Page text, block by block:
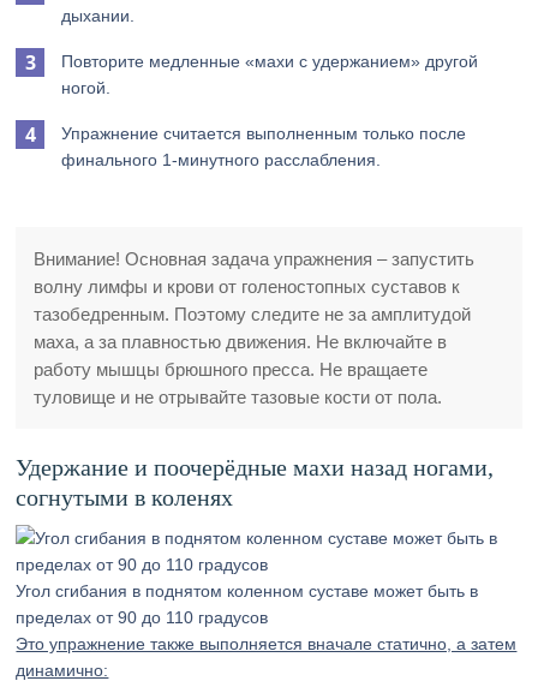
дыхании.
Повторите медленные «махи с удержанием» другой
ногой.
Упражнение считается выполненным только после
финального 1-минутного расслабления.
Внимание! Основная задача упражнения – запустить
волну лимфы и крови от голеностопных суставов к
тазобедренным. Поэтому следите не за амплитудой
маха, а за плавностью движения. Не включайте в
работу мышцы брюшного пресса. Не вращаете
туловище и не отрывайте тазовые кости от пола.
Удержание и поочерёдные махи назад ногами,
согнутыми в коленях
Угол сгибания в поднятом коленном суставе может быть в
пределах от 90 до 110 градусов
Это упражнение также выполняется вначале статично, а затем
динамично: